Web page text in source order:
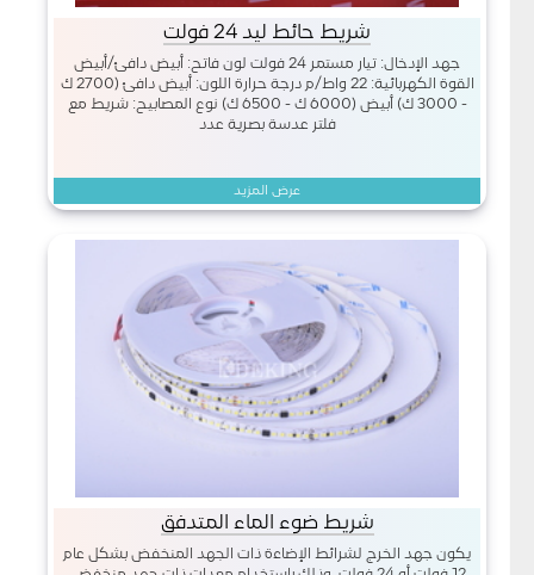
شريط حائط ليد 24 فولت
جهد الإدخال: تيار مستمر 24 فولت لون فاتح: أبيض دافئ/أبيض
القوة الكهربائية: 22 واط/م درجة حرارة اللون: أبيض دافئ (2700 ك
- 3000 ك) أبيض (6000 ك - 6500 ك) نوع المصابيح: شريط مع
فلتر عدسة بصرية عدد
عرض المزيد
شريط ضوء الماء المتدفق
يكون جهد الخرج لشرائط الإضاءة ذات الجهد المنخفض بشكل عام